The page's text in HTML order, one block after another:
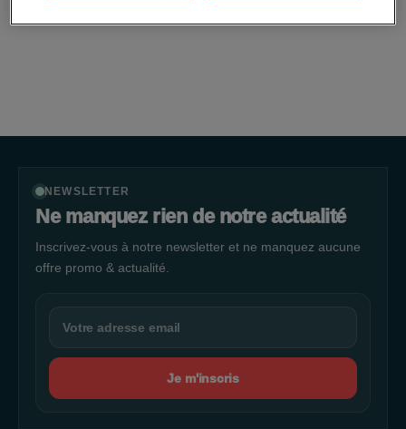
NEWSLETTER
Ne manquez rien de notre actualité
Inscrivez-vous à notre newsletter et ne manquez aucune
offre promo & actualité.
Je m'inscris